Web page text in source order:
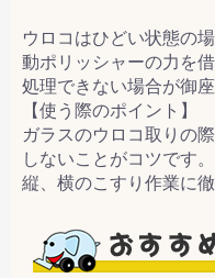
ウロコはひどい状態の
動ポリッシャーの力を
処理できない場合が御
【使う際のポイント】
ガラスのウロコ取りの
しないことがコツです。
縦、横のこすり作業に